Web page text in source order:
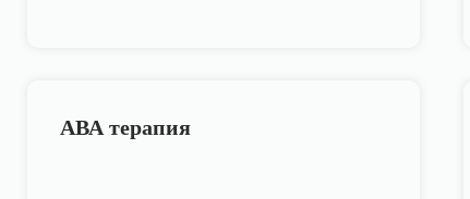
АВА терапия